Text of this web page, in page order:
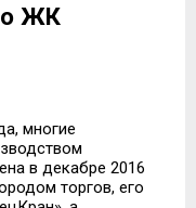
о ЖК
многие
в декабре 2016
торгов, его